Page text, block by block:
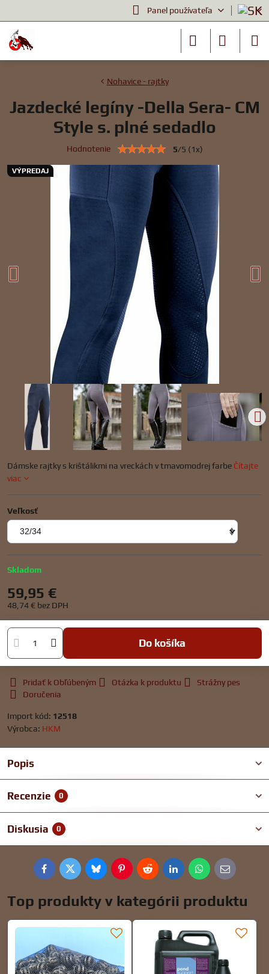
Panel používateľa
VÝPREDAJ
Nohavice - rajtky
Jazdecké legíny -Della Sera- CM
Style s. plné sedadlo
Hodnotenie 5/5 (1x)
Dámske rajtky s krištálikmi na vreckách v tmavomodrej farbe Čítajte
viac
Veľkosť
Skladom
59,95 €
48,74 € bez DPH
Do košíka
Pridať k Obľúbeným Otázka k produktu
Strážny pes
Doručenia
Import kód: 12518
Výrobca: HKM
Popis
Recenzie 0
Diskusia 0
FacebookTwitterBlueskyPinterestRedditLinkedInWhatsApp
E-
mail
Top produkty v kategórii produktu